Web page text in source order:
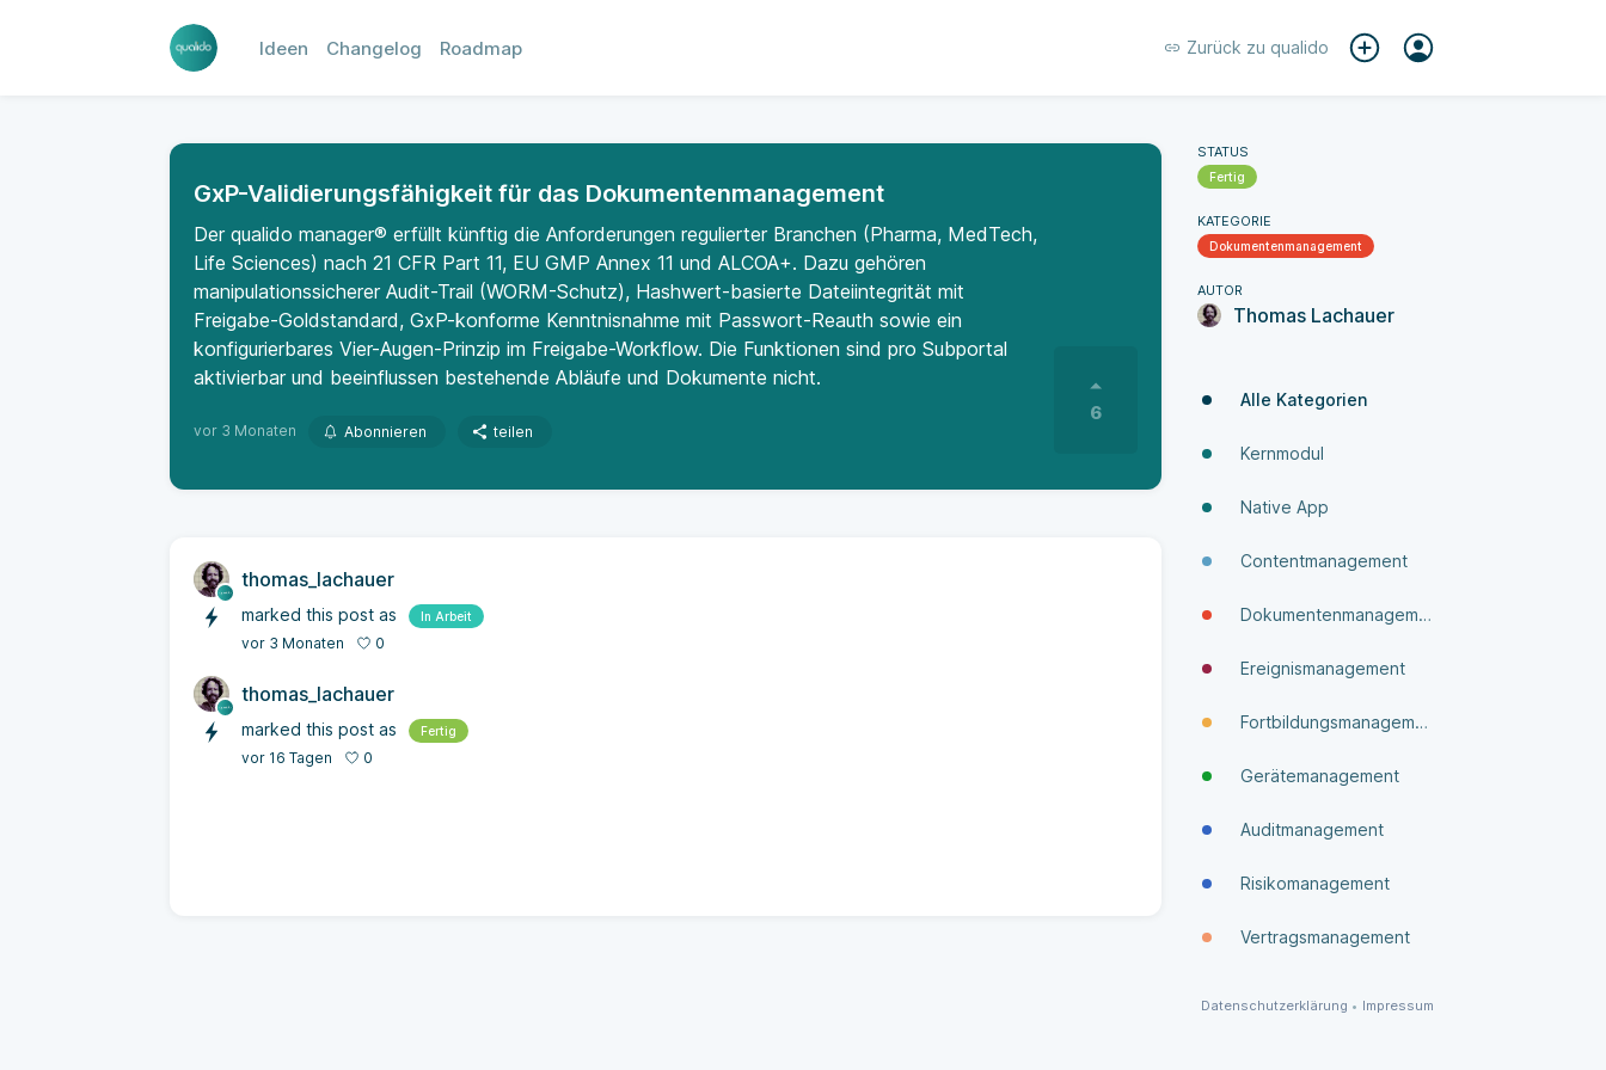
Ideen Changelog Roadmap Zurück zu qualido
GxP-Validierungsfähigkeit für das Dokumentenmanagement
Der qualido manager® erfüllt künftig die Anforderungen regulierter Branchen (Pharma, MedTech,
Life Sciences) nach 21 CFR Part 11, EU GMP Annex 11 und ALCOA+. Dazu gehören
manipulationssicherer Audit-Trail (WORM-Schutz), Hashwert-basierte Dateiintegrität mit
Freigabe-Goldstandard, GxP-konforme Kenntnisnahme mit Passwort-Reauth sowie ein
konfigurierbares Vier-Augen-Prinzip im Freigabe-Workflow. Die Funktionen sind pro Subportal
aktivierbar und beeinflussen bestehende Abläufe und Dokumente nicht.
vor 3 Monaten Abonnieren teilen
6
thomas_lachauer
marked this post as In Arbeit
vor 3 Monaten 0
thomas_lachauer
marked this post as Fertig
vor 16 Tagen 0
STATUS
Fertig
KATEGORIE
Dokumenten­manage­ment
AUTOR
Thomas Lachauer
Alle Kategorien
Kernmodul
Native App
Contentmanagement
Dokumenten­manage­ment
Ereignismanagement
Fortbildungsmanagement
Gerätemanagement
Auditmanagement
Risikomanagement
Vertragsmanagement
Datenschutzerklärung • Impressum